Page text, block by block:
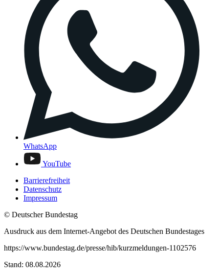
WhatsApp
YouTube
Barrierefreiheit
Datenschutz
Impressum
© Deutscher Bundestag
Ausdruck aus dem Internet-Angebot des Deutschen Bundestages
https://www.bundestag.de/presse/hib/kurzmeldungen-1102576
Stand: 08.08.2026